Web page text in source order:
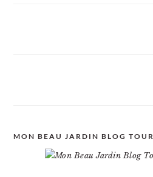
MON BEAU JARDIN BLOG TOUR